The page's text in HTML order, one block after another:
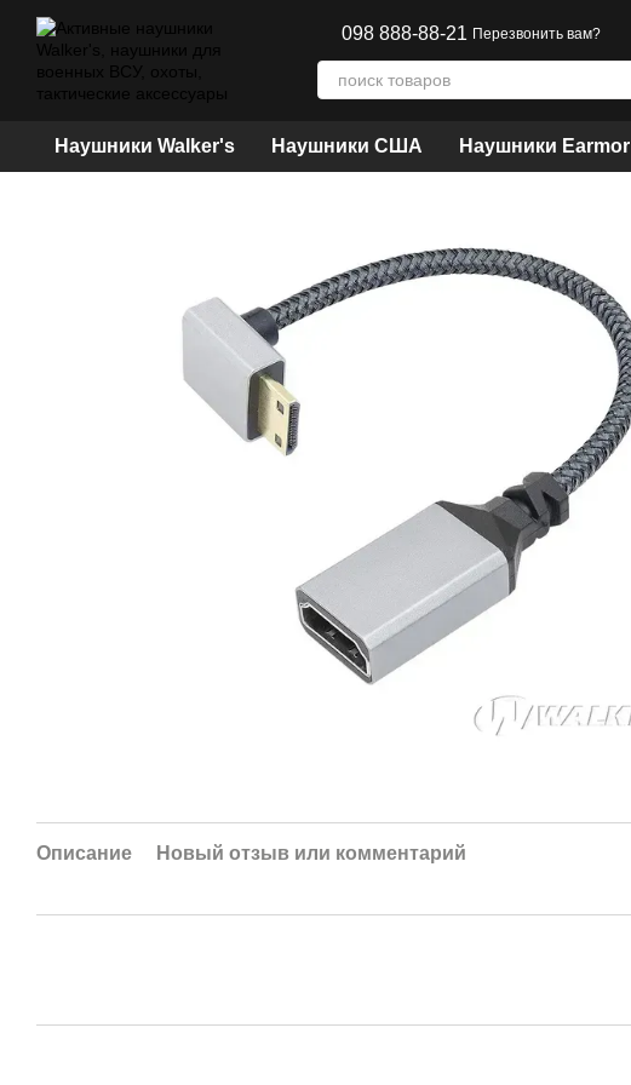
Перейти к основному контенту
098 888-88-21 Перезвонить вам?
Наушники Walker's Наушники США Наушники Earmor
Описание Новый отзыв или комментарий